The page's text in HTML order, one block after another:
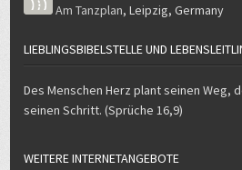
Am Tanzplan,Leipzig,Germany
LIEBLINGSBIBELSTELLE UND
Des Menschen Herz plant seinen Weg,
seinen Schritt. (Sprüche 16,9)
WEITERE INTERNETANGEBOTE